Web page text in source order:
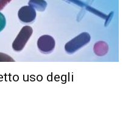
uso degli